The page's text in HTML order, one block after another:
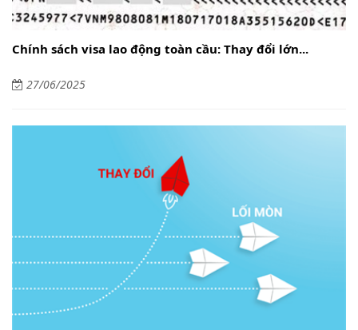
Chính sách visa lao động toàn cầu: Thay đổi lớn...
27/06/2025